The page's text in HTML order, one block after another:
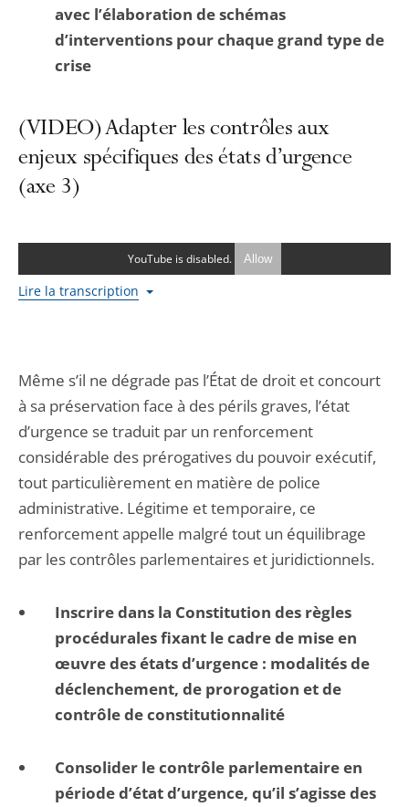
avec l’élaboration de schémas
d’interventions pour chaque grand type de
crise
(VIDEO) Adapter les contrôles aux
enjeux spécifiques des états d’urgence
(axe 3)
YouTube is disabled. Allow
Lire la transcription
Même s’il ne dégrade pas l’État de droit et concourt
à sa préservation face à des périls graves, l’état
d’urgence se traduit par un renforcement
considérable des prérogatives du pouvoir exécutif,
tout particulièrement en matière de police
administrative. Légitime et temporaire, ce
renforcement appelle malgré tout un équilibrage
par les contrôles parlementaires et juridictionnels.
Inscrire dans la Constitution des règles
procédurales fixant le cadre de mise en
œuvre des états d’urgence : modalités de
déclenchement, de prorogation et de
contrôle de constitutionnalité
Consolider le contrôle parlementaire en
période d’état d’urgence, qu’il s’agisse des